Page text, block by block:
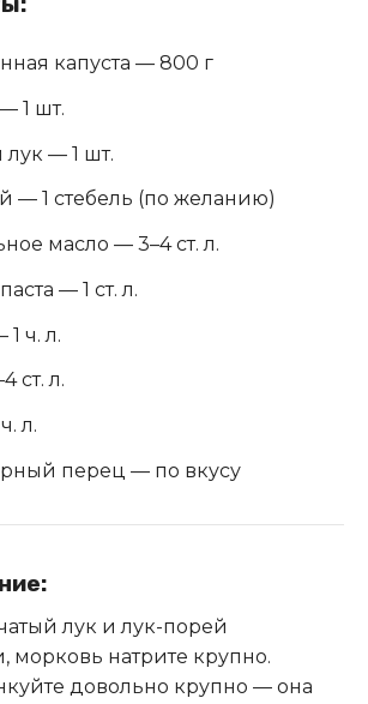
капуста — 800 г
1 шт.
— 1 шт.
— 1 стебель (по желанию)
масло — 3–4 ст. л.
— 1 ст. л.
ч. л.
ст. л.
л.
перец — по вкусу
лук и лук-порей
морковь натрите крупно.
довольно крупно — она